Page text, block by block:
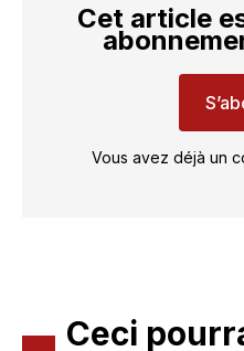
Cet article
Vous avez déjà un
Ceci pourrait également